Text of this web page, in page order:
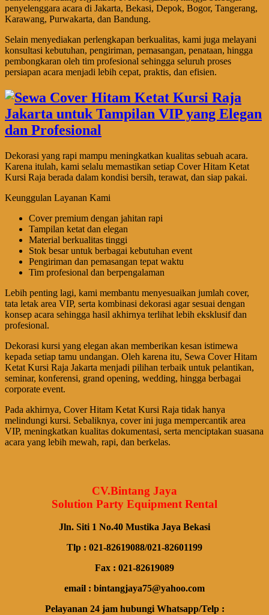
penyelenggara acara di Jakarta, Bekasi, Depok, Bogor, Tangerang,
Karawang, Purwakarta, dan Bandung.
Selain menyediakan perlengkapan berkualitas, kami juga melayani
konsultasi kebutuhan, pengiriman, pemasangan, penataan, hingga
pembongkaran oleh tim profesional sehingga seluruh proses
persiapan acara menjadi lebih cepat, praktis, dan efisien.
Dekorasi yang rapi mampu meningkatkan kualitas sebuah acara.
Karena itulah, kami selalu memastikan setiap Cover Hitam Ketat
Kursi Raja berada dalam kondisi bersih, terawat, dan siap pakai.
Keunggulan Layanan Kami
Cover premium dengan jahitan rapi
Tampilan ketat dan elegan
Material berkualitas tinggi
Stok besar untuk berbagai kebutuhan event
Pengiriman dan pemasangan tepat waktu
Tim profesional dan berpengalaman
Lebih penting lagi, kami membantu menyesuaikan jumlah cover,
tata letak area VIP, serta kombinasi dekorasi agar sesuai dengan
konsep acara sehingga hasil akhirnya terlihat lebih eksklusif dan
profesional.
Dekorasi kursi yang elegan akan memberikan kesan istimewa
kepada setiap tamu undangan. Oleh karena itu, Sewa Cover Hitam
Ketat Kursi Raja Jakarta menjadi pilihan terbaik untuk pelantikan,
seminar, konferensi, grand opening, wedding, hingga berbagai
corporate event.
Pada akhirnya, Cover Hitam Ketat Kursi Raja tidak hanya
melindungi kursi. Sebaliknya, cover ini juga mempercantik area
VIP, meningkatkan kualitas dokumentasi, serta menciptakan suasana
acara yang lebih mewah, rapi, dan berkelas.
CV.Bintang Jaya
Solution Party Equipment Rental
Jln. Siti 1 No.40 Mustika Jaya Bekasi
Tlp : 021-82619088/021-82601199
Fax : 021-82619089
email : bintangjaya75@yahoo.com
Pelayanan 24 jam hubungi Whatsapp/Telp :